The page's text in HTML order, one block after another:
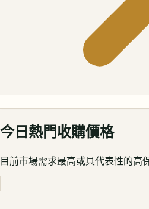
今日熱門收購價格
目前市場需求最高或具代表性的高